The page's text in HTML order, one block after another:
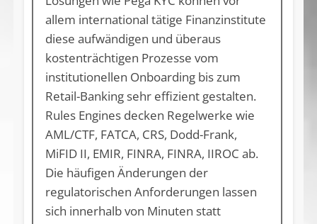
allem international tätige Finanzinstitute
diese aufwändigen und überaus
kostenträchtigen Prozesse vom
institutionellen Onboarding bis zum
Retail-Banking sehr effizient gestalten.
Rules Engines decken Regelwerke wie
AML/CTF, FATCA, CRS, Dodd-Frank,
MiFID II, EMIR, FINRA, FINRA, IIROC ab.
Die häufigen Änderungen der
regulatorischen Anforderungen lassen
sich innerhalb von Minuten statt